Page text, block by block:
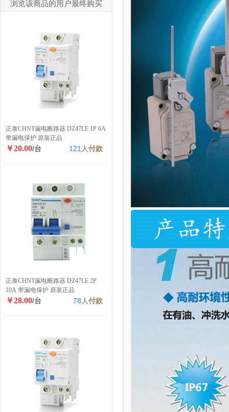
浏览该商品的用户最终购买
正泰CHNT漏电断路器 DZ47LE 1P 6A
带漏电保护 原装正品
￥20.00/台 121 人付款
正泰CHNT漏电断路器 DZ47LE 2P
10A 带漏电保护 原装正品
￥28.00/台 78 人付款